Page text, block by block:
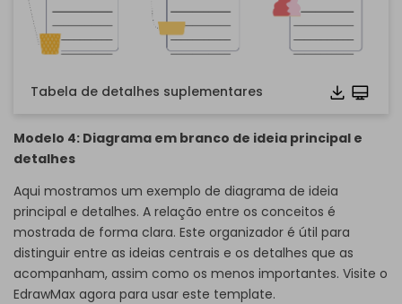
Tabela de detalhes suplementares
Modelo 4: Diagrama em branco de ideia principal e
detalhes
Aqui mostramos um exemplo de diagrama de ideia
principal e detalhes. A relação entre os conceitos é
mostrada de forma clara. Este organizador é útil para
distinguir entre as ideias centrais e os detalhes que as
acompanham, assim como os menos importantes. Visite o
EdrawMax agora para usar este template.